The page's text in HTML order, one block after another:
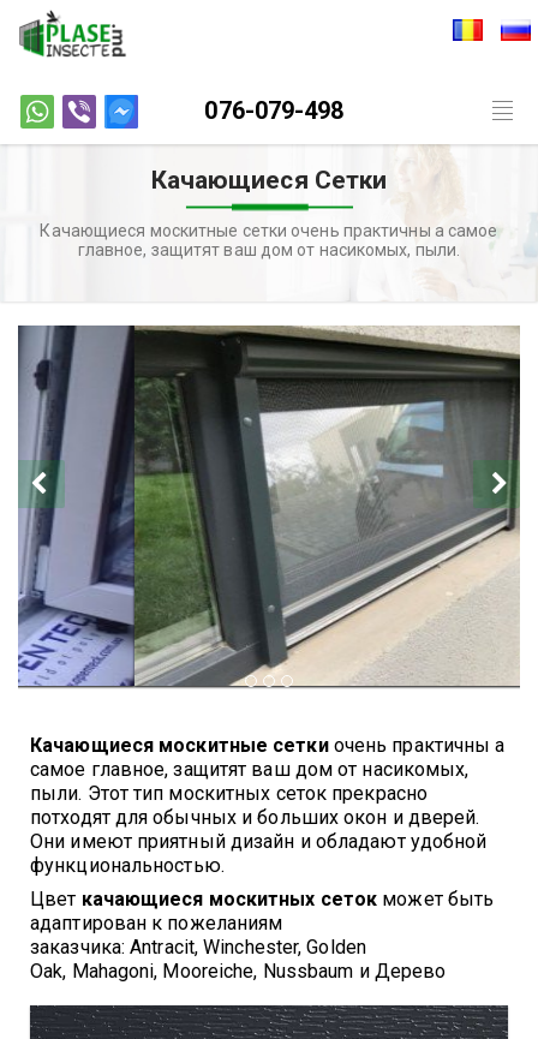
076-079-498
Качающиеся Сетки
Качающиеся москитные сетки очень практичны а самое
главное, защитят ваш дом от насикомых, пыли.
Previous
Качающиеся москитные сетки очень практичны а
самое главное, защитят ваш дом от насикомых,
пыли. Этот тип москитных сеток прекрасно
потходят для обычных и больших окон и дверей.
Они имеют приятный дизайн и обладают удобной
функциональностью.
Цвет качающиеся москитных сеток может быть
адаптирован к пожеланиям
заказчика:Antracit, Winchester, Golden
Oak, Mahagoni, Mooreiche, Nussbaum и Дерево